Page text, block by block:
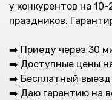
у конкурентов на
праздников.
➡️ Приеду через 30
➡️ Доступные цены
➡️ Бесплатный выезд
➡️ Даю гарантию на